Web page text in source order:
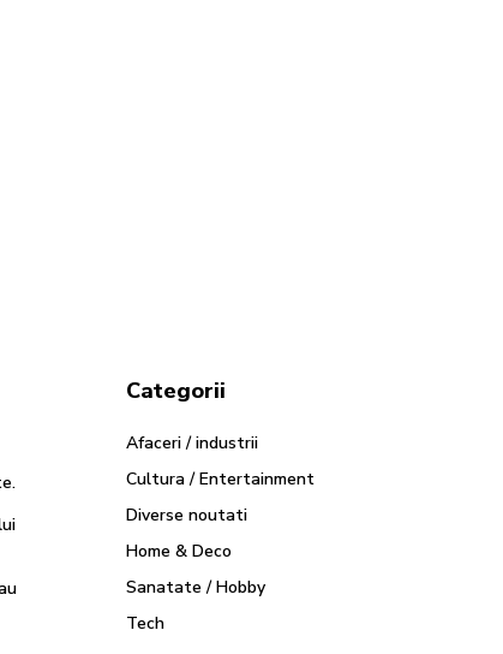
Categorii
Afaceri / industrii
Cultura / Entertainment
Diverse noutati
Home & Deco
Sanatate / Hobby
Tech